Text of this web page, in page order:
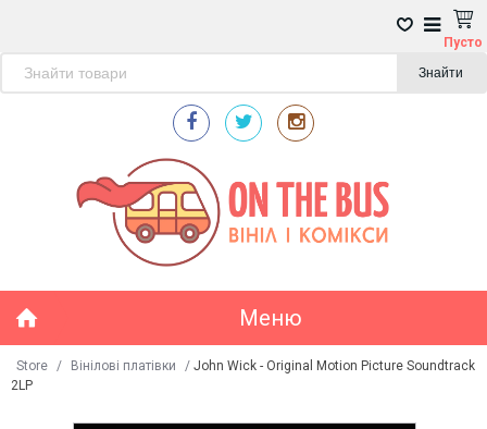
Пусто
Знайти
Меню
Store / Вінілові платівки / John Wick - Original Motion Picture Soundtrack
2LP